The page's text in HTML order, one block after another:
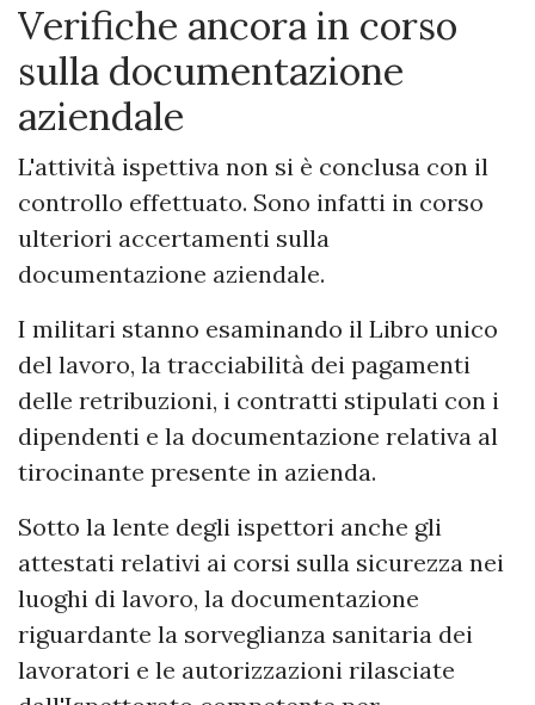
Verifiche ancora in corso
sulla documentazione
aziendale
L'attività ispettiva non si è conclusa con il
controllo effettuato. Sono infatti in corso
ulteriori accertamenti sulla
documentazione aziendale.
I militari stanno esaminando il Libro unico
del lavoro, la tracciabilità dei pagamenti
delle retribuzioni, i contratti stipulati con i
dipendenti e la documentazione relativa al
tirocinante presente in azienda.
Sotto la lente degli ispettori anche gli
attestati relativi ai corsi sulla sicurezza nei
luoghi di lavoro, la documentazione
riguardante la sorveglianza sanitaria dei
lavoratori e le autorizzazioni rilasciate